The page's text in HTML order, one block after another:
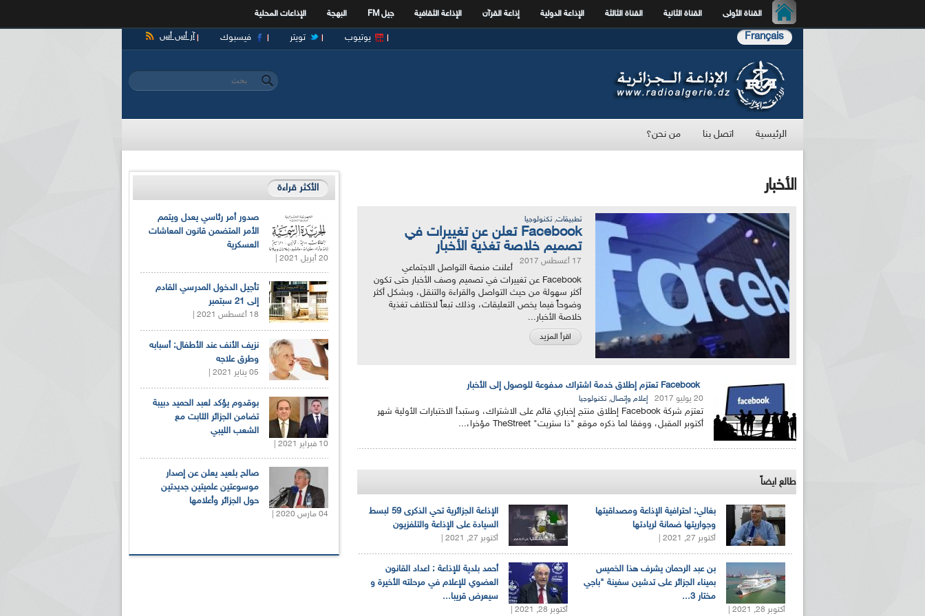
القناة الأولى القناة الثانية القناة الثالثة الإذاعة الدولية إذاعة القرآن الإذاعة الثقافية جيل FM البهجة الإذاعات المحلية
Français آر أس أس فيسبوك تويتر يوتيوب
استمارة البحث
‏بحث ‏
الرئيسية اتصل بنا من نحن؟
الأخبار
تطبيقات,تكنولوجيا
Facebook تعلن عن تغييرات في
تصميم خلاصة تغذية الأخبار
17 أغسطس 2017
أعلنت منصة التواصل الاجتماعي
Facebook عن تغييرات في تصميم وصف الأخبار حتى تكون
أكثر سهولة من حيث التواصل والقراءة والتنقل، وبشكل أكثر
وضوحاً فيما يخص التعليقات، وذلك تبعاً لاختلاف تغذية
خلاصة الأخبار...
اقرأ المزيد
Facebook تعتزم إطلاق خدمة اشتراك مدفوعة للوصول إلى الأخبار
20 يوليو 2017 إعلام وإتصال,تكنولوجيا
تعتزم شركة Facebook إطلاق منتج إخباري قائم على الاشتراك، وستبدأ الاختبارات الأولية شهر
أكتوبر المقبل، ووفقا لما ذكره موقع "ذا ستريت" TheStreet مؤخرا،...
طالع ايضاً
الإذاعة الجزائرية تحي الذكرى 59 لبسط
السيادة على الإذاعة والتلفزيون
أكتوبر 27, 2021 |
بغالي: احترافية الإذاعة ومصداقيتها
وجواريتها ضمانة لريادتها
أكتوبر 27, 2021 |
أحمد بلدية للإذاعة : اعداد القانون
العضوي للإعلام في مرحلته الأخيرة و
سيعرض قريبا...
أكتوبر 28, 2021 |
بن عبد الرحمان يشرف هذا الخميس
بميناء الجزائر على تدشين سفينة "باجي
مختار 3...
أكتوبر 28, 2021 |
الأكثر قراءة
صدور أمر رئاسي يعدل ويتمم
الأمر المتضمن قانون المعاشات
العسكرية
20 أبريل 2021 |
تأجيل الدخول المدرسي القادم
إلى 21 سبتمبر
18 أغسطس 2021 |
نزيف الأنف عند الأطفال: أسبابه
وطرق علاجه
05 يناير 2021 |
بوقدوم يؤكد لعبد الحميد دبيبة
تضامن الجزائر الثابت مع
الشعب الليبي
10 فبراير 2021 |
صالح بلعيد يعلن عن إصدار
موسوعتين علميتين جديدتين
حول الجزائر وأعلامها
04 مارس 2020 |